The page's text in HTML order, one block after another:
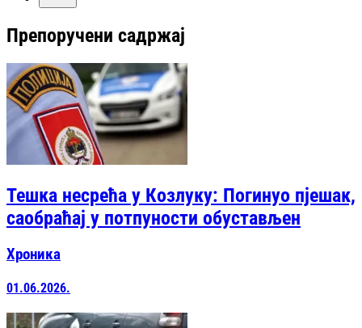
Препоручени садржај
Тешка несрећа у Козлуку: Погинуо пјешак,
саобраћај у потпуности обустављен
Хроника
01.06.2026.